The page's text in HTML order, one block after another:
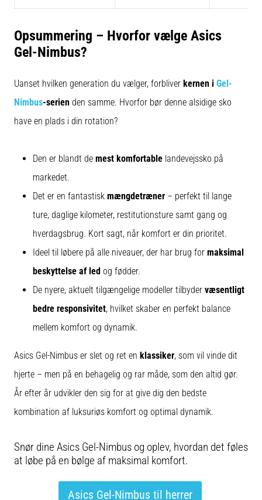
Opsummering – Hvorfor vælge Asics
Gel-Nimbus?
Uanset hvilken generation du vælger, forbliver kernen i Gel-
Nimbus-serien den samme. Hvorfor bør denne alsidige sko
have en plads i din rotation?
Den er blandt de mest komfortable landevejssko på
markedet.
Det er en fantastisk mængdetræner – perfekt til lange
ture, daglige kilometer, restitutionsture samt gang og
hverdagsbrug. Kort sagt, når komfort er din prioritet.
Ideel til løbere på alle niveauer, der har brug for maksimal
beskyttelse af led og fødder.
De nyere, aktuelt tilgængelige modeller tilbyder væsentligt
bedre responsivitet, hvilket skaber en perfekt balance
mellem komfort og dynamik.
Asics Gel-Nimbus er slet og ret en klassiker, som vil vinde dit
hjerte – men på en behagelig og rar måde, som den altid gør.
År efter år udvikler den sig for at give dig den bedste
kombination af luksuriøs komfort og optimal dynamik.
Snør dine Asics Gel-Nimbus og oplev, hvordan det føles
at løbe på en bølge af maksimal komfort.
Asics Gel-Nimbus til herrer